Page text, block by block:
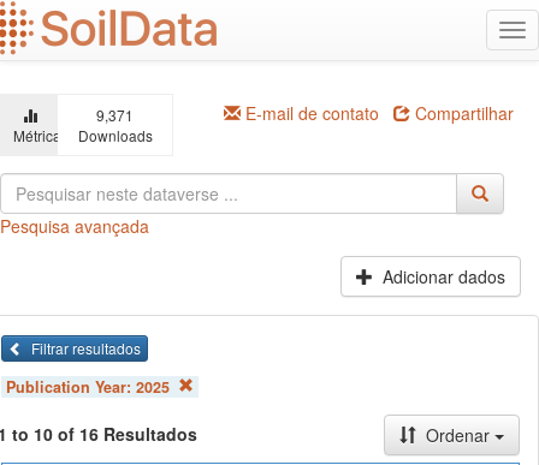
Ir
para
o
principal
Métricas
9,371
Downloads
E-mail de contato Compartilhar
Pesquisa avançada
Adicionar dados
Filtrar resultados
Publication Year: 2025
to 10 of 16 Resultados
Ordenar